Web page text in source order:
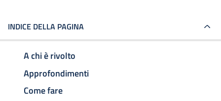
INDICE DELLA PAGINA
A chi è rivolto
Approfondimenti
Come fare